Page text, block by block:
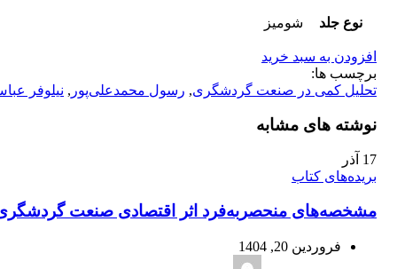
نوع جلد شومیز
افزودن به سبد خرید
برچسب ها:
تحلیل کمی در صنعت گردشگری, رسول محمدعلی‌پور , نیلوفر
نوشته های مشابه
17 آذر
بریده‌های کتاب
مشخصه‌های منحصربه‌فرد اثر اقتصادی صنعت
فروردین 20, 1404